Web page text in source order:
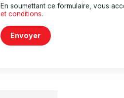
En soumettant ce formulaire, vous
et conditions.
Envoyer